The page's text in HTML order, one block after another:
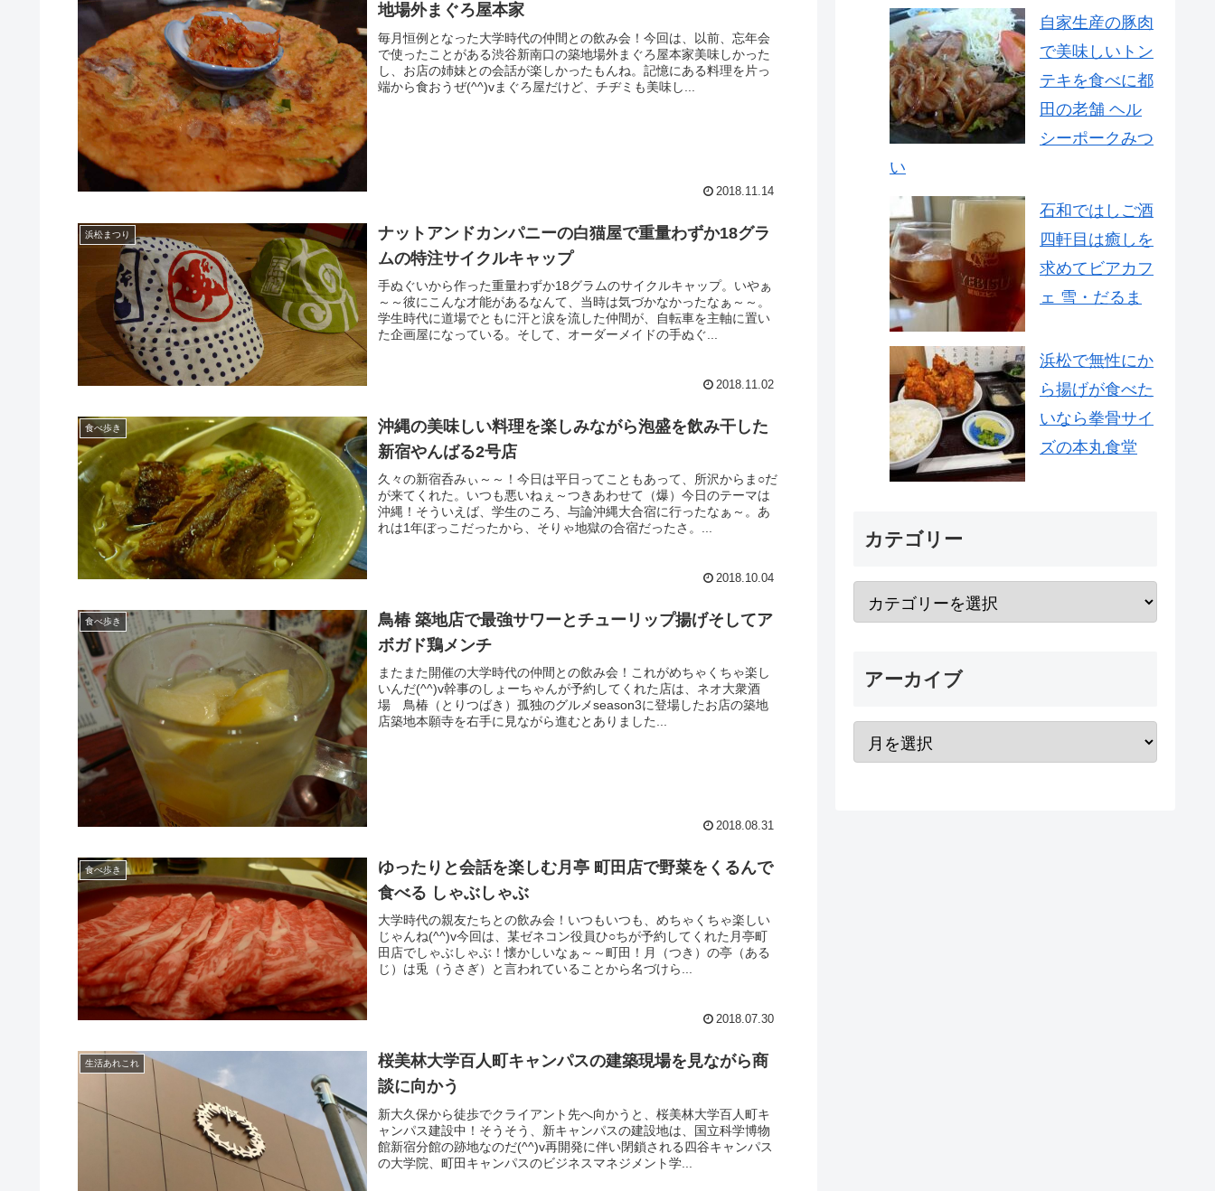
地場外まぐろ屋本家
毎月恒例となった大学時代の仲間との飲み会！今回は、以前、忘年会
で使ったことがある渋谷新南口の築地場外まぐろ屋本家美味しかった
し、お店の姉妹との会話が楽しかったもんね。記憶にある料理を片っ
端から食おうぜ(^^)vまぐろ屋だけど、チヂミも美味し...
2018.11.14
浜松まつり
ナットアンドカンパニーの白猫屋で重量わずか18グラ
ムの特注サイクルキャップ
手ぬぐいから作った重量わずか18グラムのサイクルキャップ。いやぁ
～～彼にこんな才能があるなんて、当時は気づかなかったなぁ～～。
学生時代に道場でともに汗と涙を流した仲間が、自転車を主軸に置い
た企画屋になっている。そして、オーダーメイドの手ぬぐ...
2018.11.02
食べ歩き
沖縄の美味しい料理を楽しみながら泡盛を飲み干した
新宿やんばる2号店
久々の新宿呑みぃ～～！今日は平日ってこともあって、所沢からま○だ
が来てくれた。いつも悪いねぇ～つきあわせて（爆）今日のテーマは
沖縄！そういえば、学生のころ、与論沖縄大合宿に行ったなぁ～。あ
れは1年ぼっこだったから、そりゃ地獄の合宿だったさ。...
2018.10.04
食べ歩き
鳥椿 築地店で最強サワーとチューリップ揚げそしてア
ボガド鶏メンチ
またまた開催の大学時代の仲間との飲み会！これがめちゃくちゃ楽し
いんだ(^^)v幹事のしょーちゃんが予約してくれた店は、ネオ大衆酒
場 鳥椿（とりつばき）孤独のグルメseason3に登場したお店の築地
店築地本願寺を右手に見ながら進むとありました...
2018.08.31
食べ歩き
ゆったりと会話を楽しむ月亭 町田店で野菜をくるんで
食べる しゃぶしゃぶ
大学時代の親友たちとの飲み会！いつもいつも、めちゃくちゃ楽しい
じゃんね(^^)v今回は、某ゼネコン役員ひ○ちが予約してくれた月亭町
田店でしゃぶしゃぶ！懐かしいなぁ～～町田！月（つき）の亭（ある
じ）は兎（うさぎ）と言われていることから名づけら...
2018.07.30
生活あれこれ
桜美林大学百人町キャンパスの建築現場を見ながら商
談に向かう
新大久保から徒歩でクライアント先へ向かうと、桜美林大学百人町キ
ャンパス建設中！そうそう、新キャンパスの建設地は、国立科学博物
館新宿分館の跡地なのだ(^^)v再開発に伴い閉鎖される四谷キャンパス
の大学院、町田キャンパスのビジネスマネジメント学...
自家生産の豚肉
で美味しいトン
テキを食べに都
田の老舗 ヘル
シーポークみつ
い
石和ではしご酒
四軒目は癒しを
求めてビアカフ
ェ 雪・だるま
浜松で無性にか
ら揚げが食べた
いなら拳骨サイ
ズの本丸食堂
カテゴリー
アーカイブ